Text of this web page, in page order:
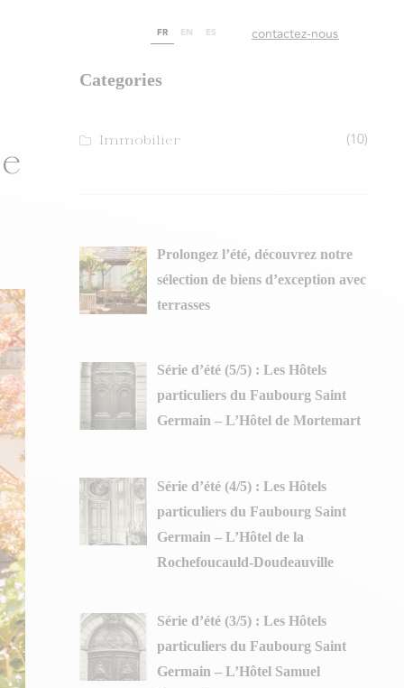
FR EN ES contactez-nous
Categories
Immobilier (10)
Prolongez l’été, découvrez notre
sélection de biens d’exception avec
terrasses
Série d’été (5/5) : Les Hôtels
particuliers du Faubourg Saint
Germain – L’Hôtel de Mortemart
Série d’été (4/5) : Les Hôtels
particuliers du Faubourg Saint
Germain – L’Hôtel de la
Rochefoucauld-Doudeauville
Série d’été (3/5) : Les Hôtels
particuliers du Faubourg Saint
Germain – L’Hôtel Samuel